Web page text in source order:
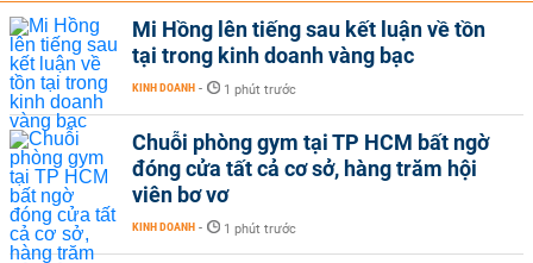
Mi Hồng lên tiếng sau kết luận về tồn
tại trong kinh doanh vàng bạc
KINH DOANH - 1 phút trước
Chuỗi phòng gym tại TP HCM bất ngờ
đóng cửa tất cả cơ sở, hàng trăm hội
viên bơ vơ
KINH DOANH - 1 phút trước